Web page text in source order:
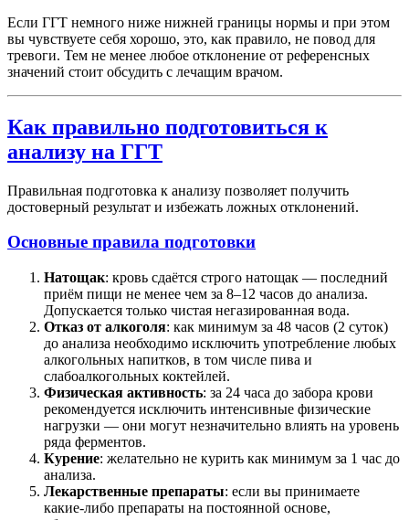
Если ГГТ немного ниже нижней границы нормы и при этом
вы чувствуете себя хорошо, это, как правило, не повод для
тревоги. Тем не менее любое отклонение от референсных
значений стоит обсудить с лечащим врачом.
Как правильно подготовиться к
анализу на ГГТ
Правильная подготовка к анализу позволяет получить
достоверный результат и избежать ложных отклонений.
Основные правила подготовки
Натощак: кровь сдаётся строго натощак — последний
приём пищи не менее чем за 8–12 часов до анализа.
Допускается только чистая негазированная вода.
Отказ от алкоголя: как минимум за 48 часов (2 суток)
до анализа необходимо исключить употребление любых
алкогольных напитков, в том числе пива и
слабоалкогольных коктейлей.
Физическая активность: за 24 часа до забора крови
рекомендуется исключить интенсивные физические
нагрузки — они могут незначительно влиять на уровень
ряда ферментов.
Курение: желательно не курить как минимум за 1 час до
анализа.
Лекарственные препараты: если вы принимаете
какие-либо препараты на постоянной основе,